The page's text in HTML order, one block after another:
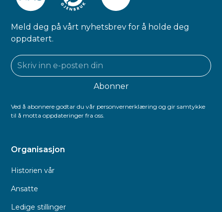
Meld deg på vårt nyhetsbrev for å holde deg
oppdatert.
Ved å abonnere godtar du vår personvernerklæring og gir samtykke
til å motta oppdateringer fra oss.
Organisasjon
Historien vår
Ansatte
Ledige stillinger